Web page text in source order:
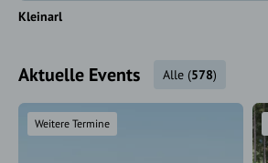
Kleinarl
Aktuelle Events Alle (578)
Weitere Termine